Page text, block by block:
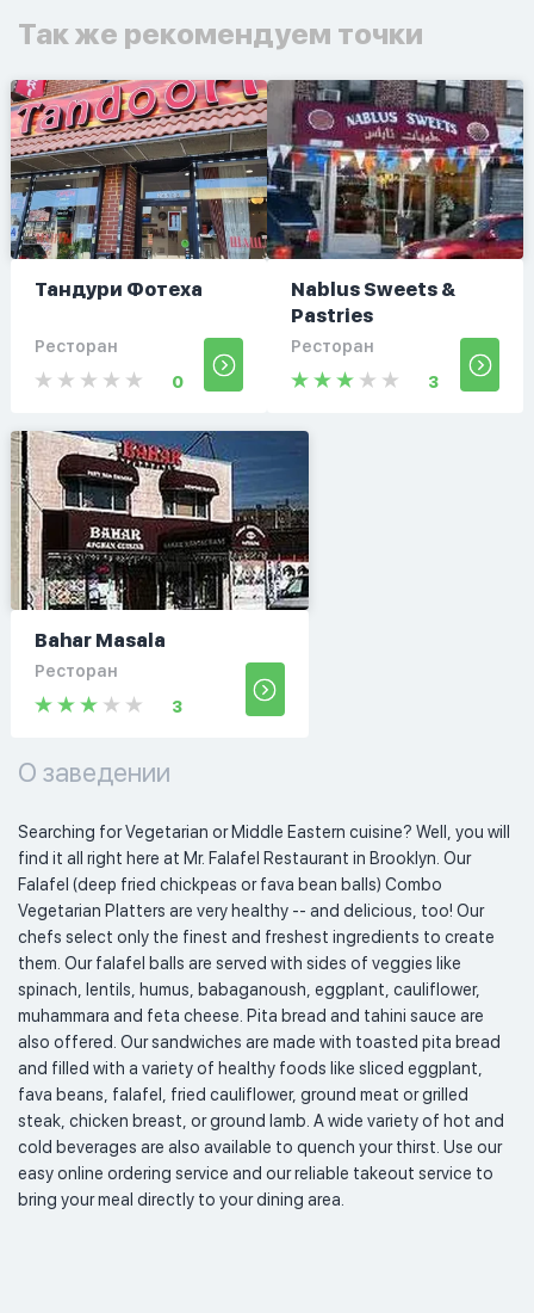
Так же рекомендуем точки
Тандури Фотеха
Ресторан
0
Nablus Sweets &
Pastries
Ресторан
3
Bahar Masala
Ресторан
3
О заведении
Searching for Vegetarian or Middle Eastern cuisine? Well, you will
find it all right here at Mr. Falafel Restaurant in Brooklyn. Our
Falafel (deep fried chickpeas or fava bean balls) Combo
Vegetarian Platters are very healthy -- and delicious, too! Our
chefs select only the finest and freshest ingredients to create
them. Our falafel balls are served with sides of veggies like
spinach, lentils, humus, babaganoush, eggplant, cauliflower,
muhammara and feta cheese. Pita bread and tahini sauce are
also offered. Our sandwiches are made with toasted pita bread
and filled with a variety of healthy foods like sliced eggplant,
fava beans, falafel, fried cauliflower, ground meat or grilled
steak, chicken breast, or ground lamb. A wide variety of hot and
cold beverages are also available to quench your thirst. Use our
easy online ordering service and our reliable takeout service to
bring your meal directly to your dining area.